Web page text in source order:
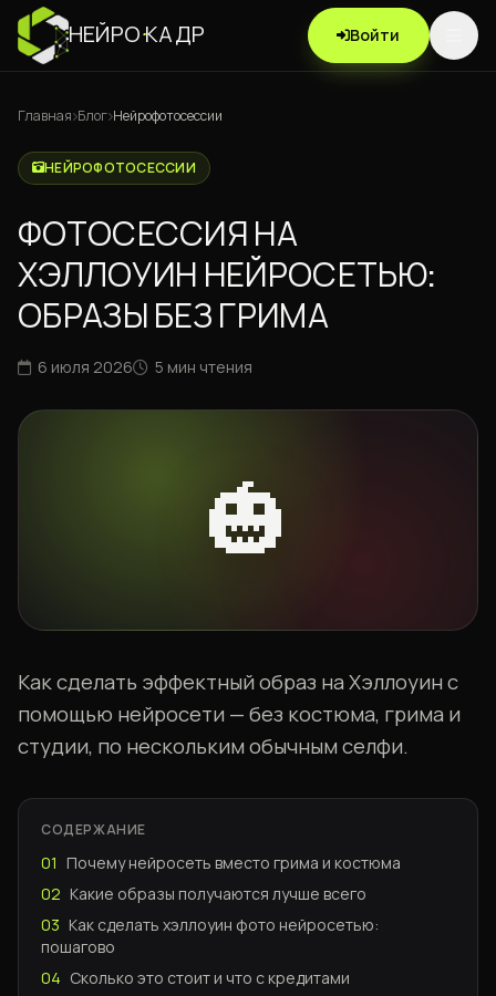
НЕЙРО·КАДР Войти
Главная Блог Нейрофотосессии
НЕЙРОФОТОСЕССИИ
ФОТОСЕССИЯ НА
ХЭЛЛОУИН НЕЙРОСЕТЬЮ:
ОБРАЗЫ БЕЗ ГРИМА
6 июля 2026 5 мин чтения
🎃
Как сделать эффектный образ на Хэллоуин с
помощью нейросети — без костюма, грима и
студии, по нескольким обычным селфи.
СОДЕРЖАНИЕ
01 Почему нейросеть вместо грима и костюма
02 Какие образы получаются лучше всего
03 Как сделать хэллоуин фото нейросетью:
пошагово
04 Сколько это стоит и что с кредитами